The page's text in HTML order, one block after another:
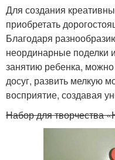
Для создания
приобретать
Благодаря
неординарные поделки
занятию ребенка,
досуг, развить мелкую
восприятие, создавая
Набор для творчества